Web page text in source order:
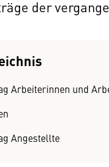
der
Arbeiterinnen und
Angestellte